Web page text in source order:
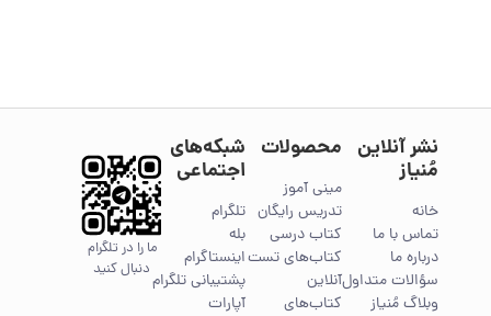
نشر آنلاین
مُنیاز
خانه
تماس با ما
درباره ما
سؤالات متداول
وبلاگ مُنیاز
محصولات
مینی آموز
تدریس رایگان
کتاب درسی
کتاب‌های تست
آنلاین
کتاب‌های
شبکه‌های
اجتماعی
تلگرام
بله
اینستاگرام
پشتیبانی تلگرام
آپارات
ما را در تلگرام
دنبال کنید